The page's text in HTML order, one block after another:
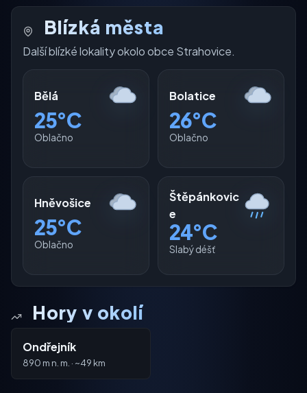
Blízká města
Další blízké lokality okolo obce Strahovice.
Bělá
25°C
Oblačno
Bolatice
26°C
Oblačno
Hněvošice
25°C
Oblačno
Štěpánkovic
e
24°C
Slabý déšť
Hory v okolí
Ondřejník
890 m n. m. · ~49 km